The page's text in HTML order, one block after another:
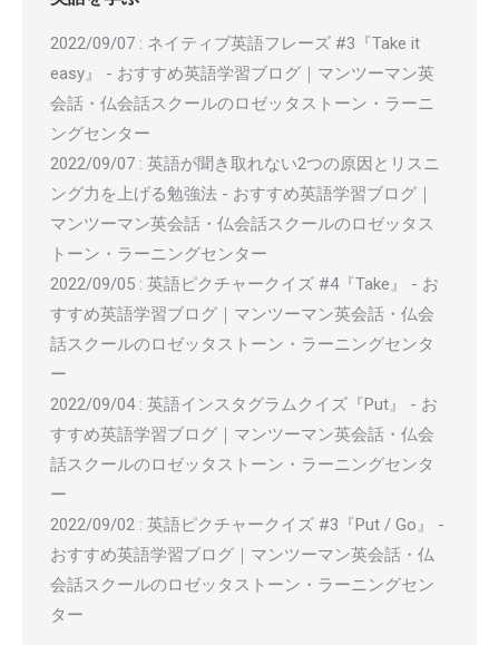
2022/09/07 : ネイティブ英語フレーズ #3『Take it
easy』 - おすすめ英語学習ブログ｜マンツーマン英
会話・仏会話スクールのロゼッタストーン・ラーニ
ングセンター
2022/09/07 : 英語が聞き取れない2つの原因とリスニ
ング力を上げる勉強法 - おすすめ英語学習ブログ｜
マンツーマン英会話・仏会話スクールのロゼッタス
トーン・ラーニングセンター
2022/09/05 : 英語ピクチャークイズ #4『Take』 - お
すすめ英語学習ブログ｜マンツーマン英会話・仏会
話スクールのロゼッタストーン・ラーニングセンタ
ー
2022/09/04: 英語インスタグラムクイズ『Put』 - お
すすめ英語学習ブログ｜マンツーマン英会話・仏会
話スクールのロゼッタストーン・ラーニングセンタ
ー
2022/09/02 : 英語ピクチャークイズ #3『Put / Go』 -
おすすめ英語学習ブログ｜マンツーマン英会話・仏
会話スクールのロゼッタストーン・ラーニングセン
ター